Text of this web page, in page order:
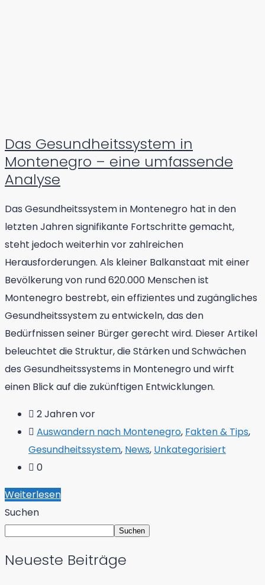
Das Gesundheitssystem in
Montenegro – eine umfassende
Analyse
Das Gesundheitssystem in Montenegro hat in den
letzten Jahren signifikante Fortschritte gemacht,
steht jedoch weiterhin vor zahlreichen
Herausforderungen. Als kleiner Balkanstaat mit einer
Bevölkerung von rund 620.000 Menschen ist
Montenegro bestrebt, ein effizientes und zugängliches
Gesundheitssystem zu entwickeln, das den
Bedürfnissen seiner Bürger gerecht wird. Dieser Artikel
beleuchtet die Struktur, die Stärken und Schwächen
des Gesundheitssystems in Montenegro und wirft
einen Blick auf die zukünftigen Entwicklungen.
2 Jahren vor
Auswandern nach Montenegro, Fakten & Tips,
Gesundheitssystem, News, Unkategorisiert
0
Weiterlesen
Suchen
Suchen
Neueste Beiträge